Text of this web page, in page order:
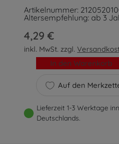
Artikelnummer:
Altersempfehlung: ab 3
4,29 €
inkl. MwSt. zzgl.
Auf den
In den Warenkorb
Lieferzeit 1-3 Werktage
Deutschlands.